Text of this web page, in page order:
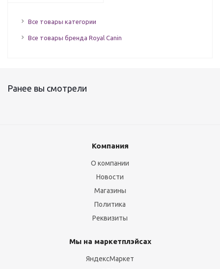
Все товары категории
Все товары бренда Royal Canin
Ранее вы смотрели
Компания
О компании
Новости
Магазины
Политика
Реквизиты
Мы на маркетплэйсах
ЯндексМаркет